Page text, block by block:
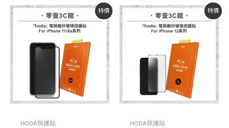
特價
HODA保護貼
原
始
價
格：
NT$690。
目
前
價
格：
NT$590。
特價
HODA保護貼
原
始
價
格：
NT$690。
目
前
價
格：
NT$590。